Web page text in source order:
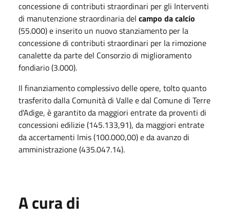
concessione di contributi straordinari per gli Interventi
di manutenzione straordinaria del campo da calcio
(55.000) e inserito un nuovo stanziamento per la
concessione di contributi straordinari per la rimozione
canalette da parte del Consorzio di miglioramento
fondiario (3.000).
Il finanziamento complessivo delle opere, tolto quanto
trasferito dalla Comunità di Valle e dal Comune di Terre
d'Adige, è garantito da maggiori entrate da proventi di
concessioni edilizie (145.133,91), da maggiori entrate
da accertamenti Imis (100.000,00) e da avanzo di
amministrazione (435.047.14).
A cura di